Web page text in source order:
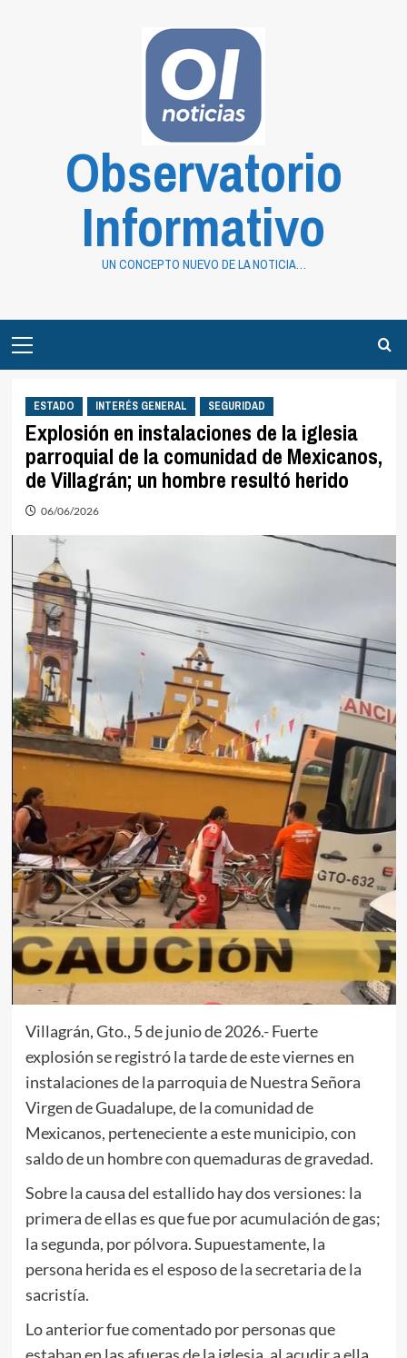
Observatorio
Informativo
UN CONCEPTO NUEVO DE LA NOTICIA…
Menu
ESTADO INTERÉS GENERAL SEGURIDAD
Explosión en instalaciones de la iglesia
parroquial de la comunidad de Mexicanos,
de Villagrán; un hombre resultó herido
06/06/2026
Villagrán, Gto., 5 de junio de 2026.- Fuerte
explosión se registró la tarde de este viernes en
instalaciones de la parroquia de Nuestra Señora
Virgen de Guadalupe, de la comunidad de
Mexicanos, perteneciente a este municipio, con
saldo de un hombre con quemaduras de gravedad.
Sobre la causa del estallido hay dos versiones: la
primera de ellas es que fue por acumulación de gas;
la segunda, por pólvora. Supuestamente, la
persona herida es el esposo de la secretaria de la
sacristía.
Lo anterior fue comentado por personas que